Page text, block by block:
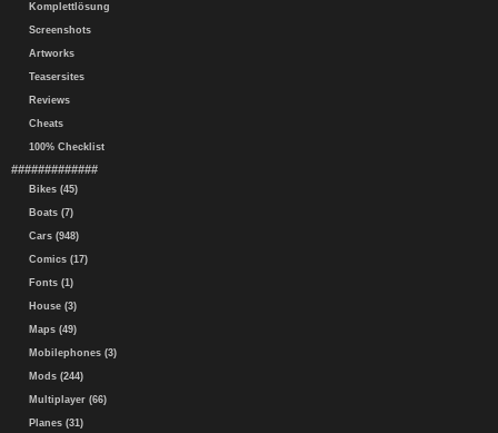
Komplettlösung
Screenshots
Artworks
Teasersites
Reviews
Cheats
100% Checklist
#############
Bikes (45)
Boats (7)
Cars (948)
Comics (17)
Fonts (1)
House (3)
Maps (49)
Mobilephones (3)
Mods (244)
Multiplayer (66)
Planes (31)